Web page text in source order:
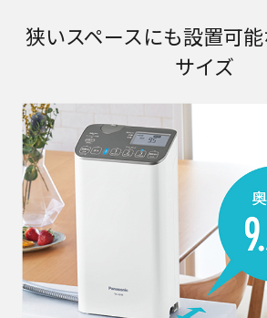
狭いスペースにも設置可
サイズ